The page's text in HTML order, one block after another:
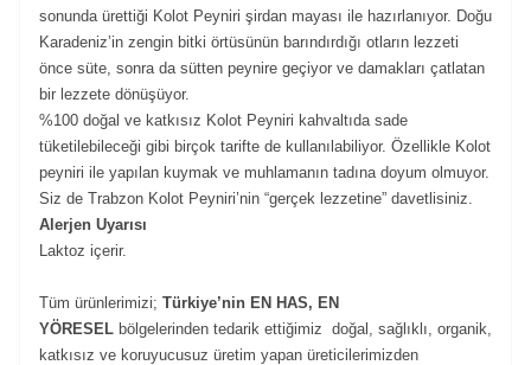
sonunda ürettiği Kolot Peyniri şirdan mayası ile hazırlanıyor. Doğu
Karadeniz’in zengin bitki örtüsünün barındırdığı otların lezzeti
önce süte, sonra da sütten peynire geçiyor ve damakları çatlatan
bir lezzete dönüşüyor.
%100 doğal ve katkısız Kolot Peyniri kahvaltıda sade
tüketilebileceği gibi birçok tarifte de kullanılabiliyor. Özellikle Kolot
peyniri ile yapılan kuymak ve muhlamanın tadına doyum olmuyor.
Siz de Trabzon Kolot Peyniri’nin “gerçek lezzetine” davetlisiniz.
Alerjen Uyarısı
Laktoz içerir.
Tüm ürünlerimizi; Türkiye’nin EN HAS, EN
YÖRESEL bölgelerinden tedarik ettiğimiz doğal, sağlıklı, organik,
katkısız ve koruyucusuz üretim yapan üreticilerimizden